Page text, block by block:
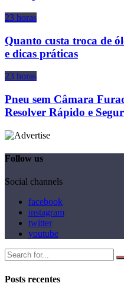
23 horas
Quanto custa troca de
e dicas práticas
23 horas
Pneu sem Câmara
Resolver Rápido e
Follow us
Social channels
facebook
instagram
twitter
youtube
Posts recentes